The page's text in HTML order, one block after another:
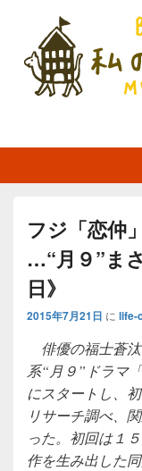
私の人生
フジ「恋仲
…“月９”ま
日》
2015年7月21日 に life-
俳優の福士蒼
系“月９”ドラマ
にスタートし、
リサーチ調べ、
った。初回は１
作を生み出した